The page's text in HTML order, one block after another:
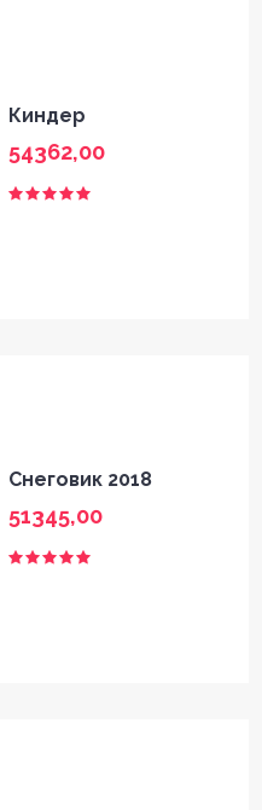
Киндер
54362,00
Снеговик 2018
51345,00